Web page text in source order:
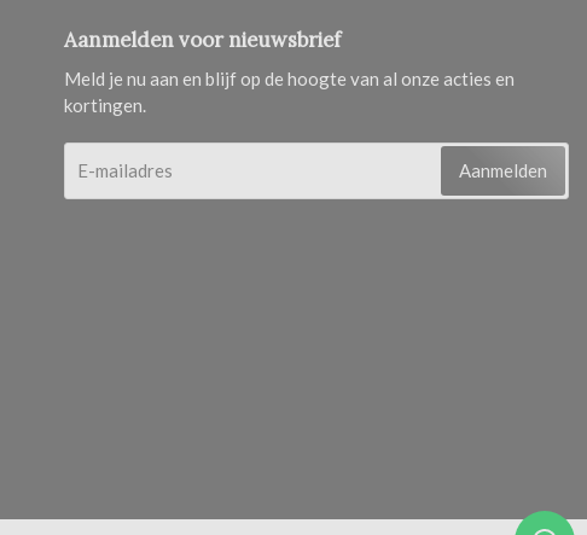
Aanmelden voor nieuwsbrief
Meld je nu aan en blijf op de hoogte van al onze acties en
kortingen.
Aanmelden